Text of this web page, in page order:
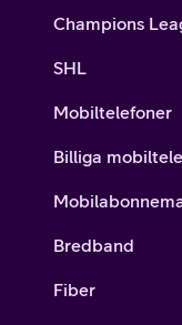
Champions
SHL
Mobiltelefoner
Billiga
Bredband
Fiber